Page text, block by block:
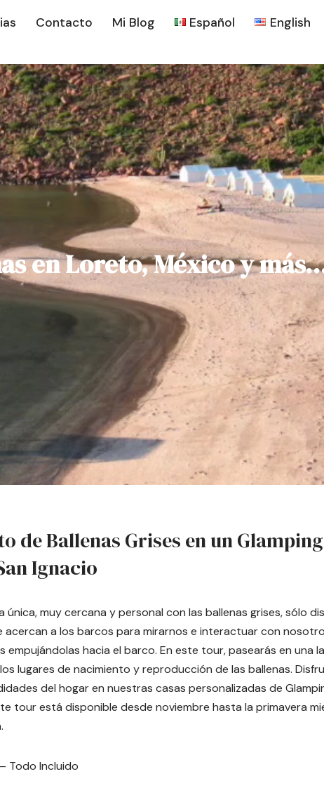
Contacto Mi Blog Español English
en Loreto, México y
de Ballenas Grises en un
Ignacio
única, muy cercana y personal con las ballenas grises, sólo
acercan a los barcos para mirarnos e interactuar con
empujándolas hacia el barco. En este tour, pasearás en una
lugares de nacimiento y reproducción de las ballenas.
del hogar en nuestras casas personalizadas de
tour está disponible desde noviembre hasta la primavera
Todo Incluido